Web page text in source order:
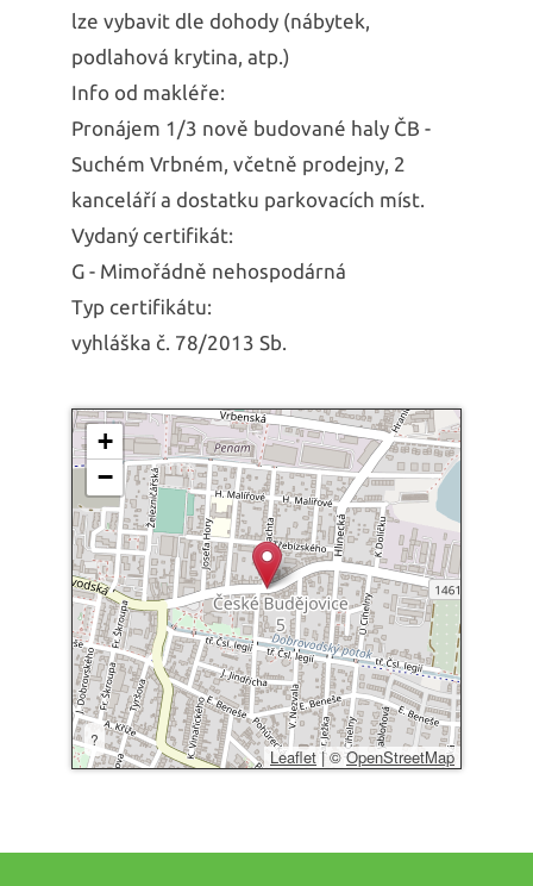
lze vybavit dle dohody (nábytek,
podlahová krytina, atp.)
Info od makléře:
Pronájem 1/3 nově budované haly ČB -
Suchém Vrbném, včetně prodejny, 2
kanceláří a dostatku parkovacích míst.
Vydaný certifikát:
G - Mimořádně nehospodárná
Typ certifikátu:
vyhláška č. 78/2013 Sb.
+
−
?
Leaflet |©OpenStreetMap